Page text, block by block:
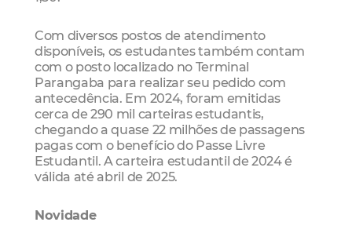
Com diversos postos de atendimento
disponíveis, os estudantes também contam
com o posto localizado no Terminal
Parangaba para realizar seu pedido com
antecedência. Em 2024, foram emitidas
cerca de 290 mil carteiras estudantis,
chegando a quase 22 milhões de passagens
pagas com o benefício do Passe Livre
Estudantil. A carteira estudantil de 2024 é
válida até abril de 2025.
Novidade